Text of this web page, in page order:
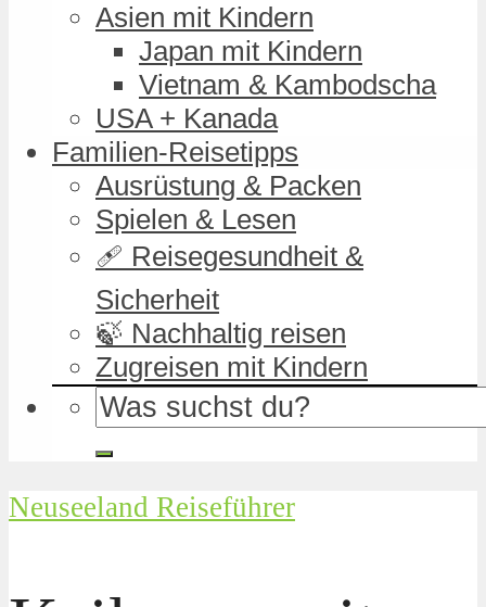
Asien mit Kindern
Japan mit Kindern
Vietnam & Kambodscha
USA + Kanada
Familien-Reisetipps
Ausrüstung & Packen
Spielen & Lesen
🩹 Reisegesundheit &
Sicherheit
🍃 Nachhaltig reisen
Zugreisen mit Kindern
Neuseeland Reiseführer